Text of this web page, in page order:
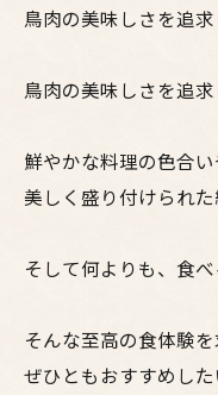
鳥肉の美味しさを追
鳥肉の美味しさを追求
鮮やかな料理の色合い
美しく盛り付けられた
そして何よりも、食
そんな至高の食体験を
ぜひともおすすめし